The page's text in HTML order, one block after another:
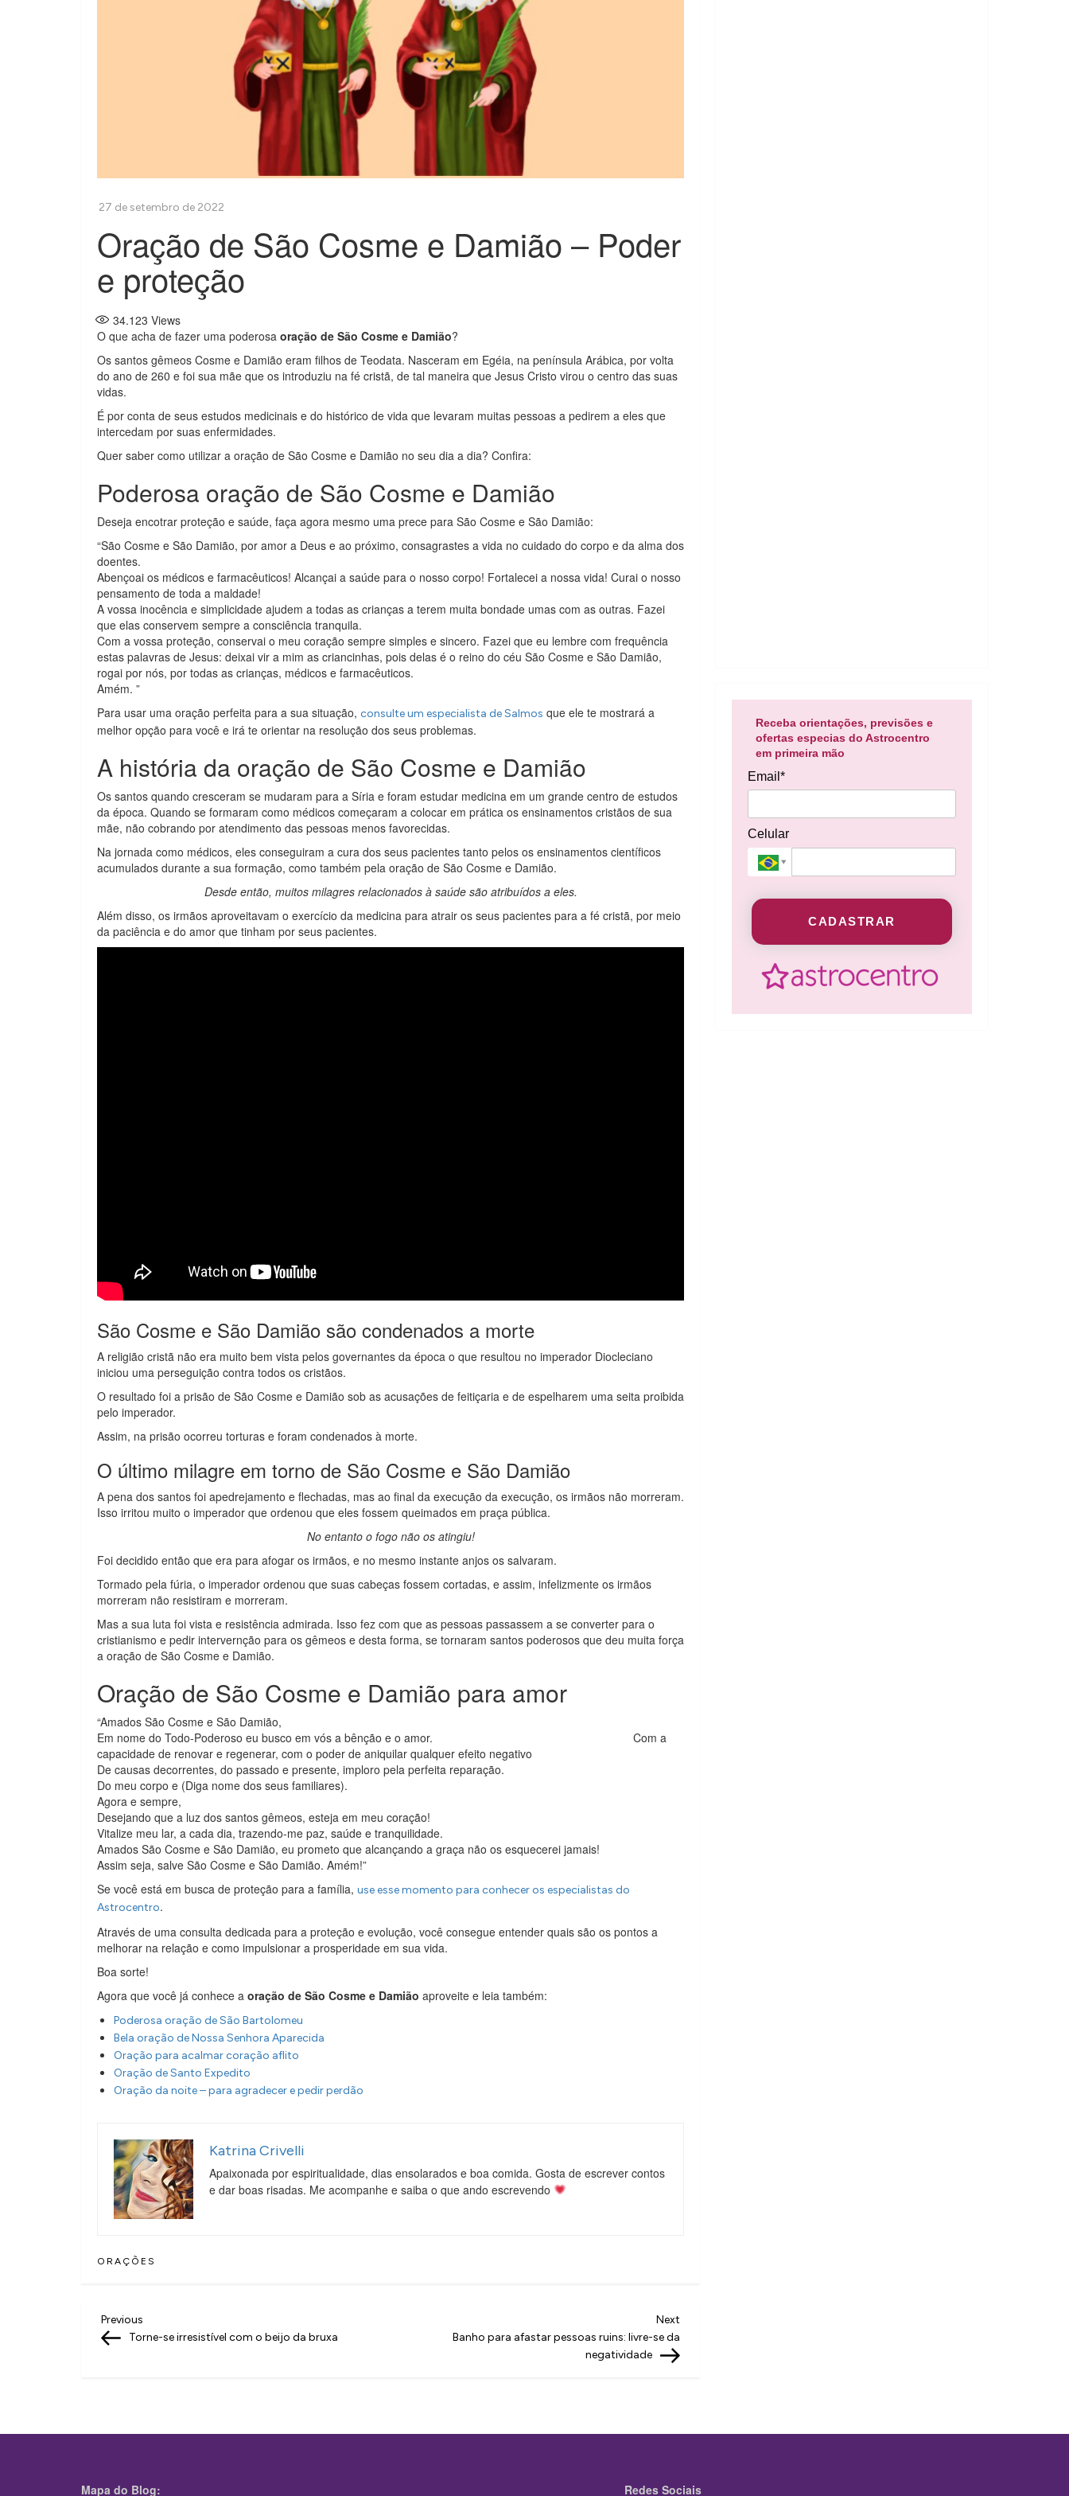
Oração de São Cosme e Damião – Poder
e proteção
34.123 Views
O que acha de fazer uma poderosa oração de São Cosme e Damião?
Os santos gêmeos Cosme e Damião eram filhos de Teodata. Nasceram em Egéia, na península Arábica, por volta
do ano de 260 e foi sua mãe que os introduziu na fé cristã, de tal maneira que Jesus Cristo virou o centro das suas
vidas.
É por conta de seus estudos medicinais e do histórico de vida que levaram muitas pessoas a pedirem a eles que
intercedam por suas enfermidades.
Quer saber como utilizar a oração de São Cosme e Damião no seu dia a dia? Confira:
Poderosa oração de São Cosme e Damião
Deseja encotrar proteção e saúde, faça agora mesmo uma prece para São Cosme e São Damião:
“São Cosme e São Damião, por amor a Deus e ao próximo, consagrastes a vida no cuidado do corpo e da alma dos
doentes.
Abençoai os médicos e farmacêuticos! Alcançai a saúde para o nosso corpo! Fortalecei a nossa vida! Curai o nosso
pensamento de toda a maldade!
A vossa inocência e simplicidade ajudem a todas as crianças a terem muita bondade umas com as outras. Fazei
que elas conservem sempre a consciência tranquila.
Com a vossa proteção, conservai o meu coração sempre simples e sincero. Fazei que eu lembre com frequência
estas palavras de Jesus: deixai vir a mim as criancinhas, pois delas é o reino do céu São Cosme e São Damião,
rogai por nós, por todas as crianças, médicos e farmacêuticos.
Amém. ”
Para usar uma oração perfeita para a sua situação, consulte um especialista de Salmos que ele te mostrará a
melhor opção para você e irá te orientar na resolução dos seus problemas.
A história da oração de São Cosme e Damião
Os santos quando cresceram se mudaram para a Síria e foram estudar medicina em um grande centro de estudos
da época. Quando se formaram como médicos começaram a colocar em prática os ensinamentos cristãos de sua
mãe, não cobrando por atendimento das pessoas menos favorecidas.
Na jornada como médicos, eles conseguiram a cura dos seus pacientes tanto pelos os ensinamentos científicos
acumulados durante a sua formação, como também pela oração de São Cosme e Damião.
Desde então, muitos milagres relacionados à saúde são atribuídos a eles.
Além disso, os irmãos aproveitavam o exercício da medicina para atrair os seus pacientes para a fé cristã, por meio
da paciência e do amor que tinham por seus pacientes.
São Cosme e São Damião são condenados a morte
A religião cristã não era muito bem vista pelos governantes da época o que resultou no imperador Diocleciano
iniciou uma perseguição contra todos os cristãos.
O resultado foi a prisão de São Cosme e Damião sob as acusações de feitiçaria e de espelharem uma seita proibida
pelo imperador.
Assim, na prisão ocorreu torturas e foram condenados à morte.
O último milagre em torno de São Cosme e São Damião
A pena dos santos foi apedrejamento e flechadas, mas ao final da execução da execução, os irmãos não morreram.
Isso irritou muito o imperador que ordenou que eles fossem queimados em praça pública.
No entanto o fogo não os atingiu!
Foi decidido então que era para afogar os irmãos, e no mesmo instante anjos os salvaram.
Tormado pela fúria, o imperador ordenou que suas cabeças fossem cortadas, e assim, infelizmente os irmãos
morreram não resistiram e morreram.
Mas a sua luta foi vista e resistência admirada. Isso fez com que as pessoas passassem a se converter para o
cristianismo e pedir intervernção para os gêmeos e desta forma, se tornaram santos poderosos que deu muita força
a oração de São Cosme e Damião.
Oração de São Cosme e Damião para amor
“Amados São Cosme e São Damião,
Em nome do Todo-Poderoso eu busco em vós a bênção e o amor. Com a
capacidade de renovar e regenerar, com o poder de aniquilar qualquer efeito negativo
De causas decorrentes, do passado e presente, imploro pela perfeita reparação.
Do meu corpo e (Diga nome dos seus familiares).
Agora e sempre,
Desejando que a luz dos santos gêmeos, esteja em meu coração!
Vitalize meu lar, a cada dia, trazendo-me paz, saúde e tranquilidade.
Amados São Cosme e São Damião, eu prometo que alcançando a graça não os esquecerei jamais!
Assim seja, salve São Cosme e São Damião. Amém!”
Se você está em busca de proteção para a família, use esse momento para conhecer os especialistas do
Astrocentro.
Através de uma consulta dedicada para a proteção e evolução, você consegue entender quais são os pontos a
melhorar na relação e como impulsionar a prosperidade em sua vida.
Boa sorte!
Agora que você já conhece a oração de São Cosme e Damião aproveite e leia também:
Poderosa oração de São Bartolomeu
Bela oração de Nossa Senhora Aparecida
Oração para acalmar coração aflito
Oração de Santo Expedito
Oração da noite – para agradecer e pedir perdão
Katrina Crivelli
Apaixonada por espiritualidade, dias ensolarados e boa comida. Gosta de escrever contos
e dar boas risadas. Me acompanhe e saiba o que ando escrevendo
ORAÇÕES
N
a
g
ç
Previous
Post
Previous
Torne-se irresistível com o beijo da bruxa
Next
Banho para afastar pessoas ruins: livre-se da
negatividade
Receba orientações, previsões e
ofertas especias do Astrocentro
em primeira mão
Email*
Celular
CADASTRAR
Mapa do Blog: Redes Sociais